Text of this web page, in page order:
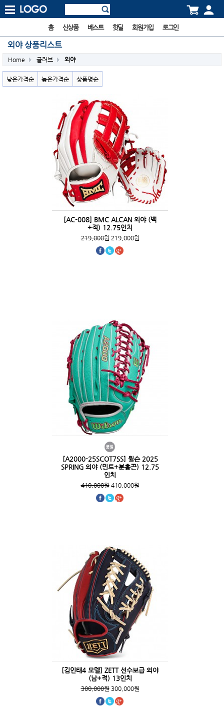
홈 신상품 베스트 핫딜 회원가입 로그인
외야 상품리스트
Home 글러브 외야
낮은가격순 높은가격순 상품명순
[AC-008] BMC ALCAN 외야 (백
+적) 12.75인치
219,000원219,000원
[A2000-25SCOT7SS] 윌슨 2025
SPRING 외야 (민트+분홍끈) 12.75
인치
410,000원410,000원
[김인태4 모델] ZETT 선수보급 외야
(남+적) 13인치
300,000원300,000원